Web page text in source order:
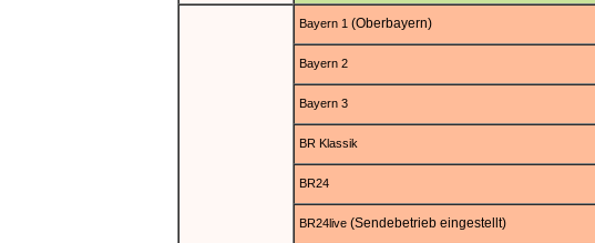
Bayern 1(Oberbayern)
Bayern 2
Bayern 3
BR Klassik
BR24
BR24live(Sendebetrieb eingestellt)